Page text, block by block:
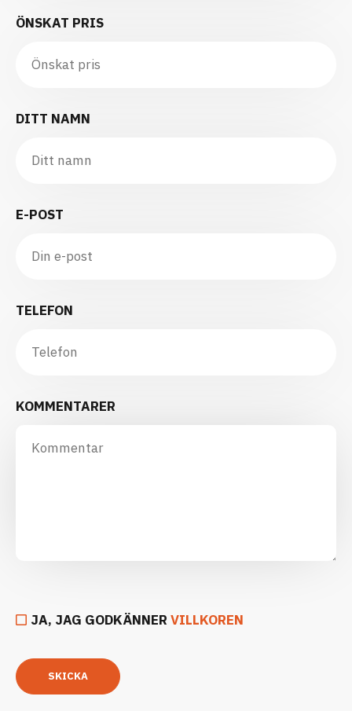
ÖNSKAT PRIS
DITT NAMN
E-POST
TELEFON
KOMMENTARER
JA, JAG GODKÄNNER VILLKOREN
SKICKA